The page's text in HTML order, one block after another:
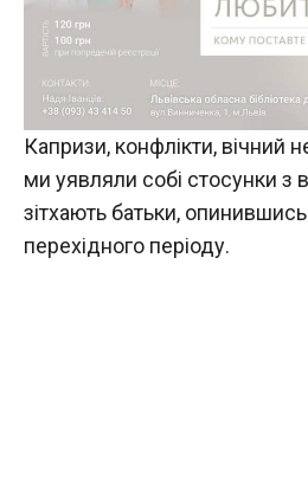
Капризи, конфлікти, вічний
ми уявляли собі стосунки
зітхають батьки, опинившись
перехідного періоду.